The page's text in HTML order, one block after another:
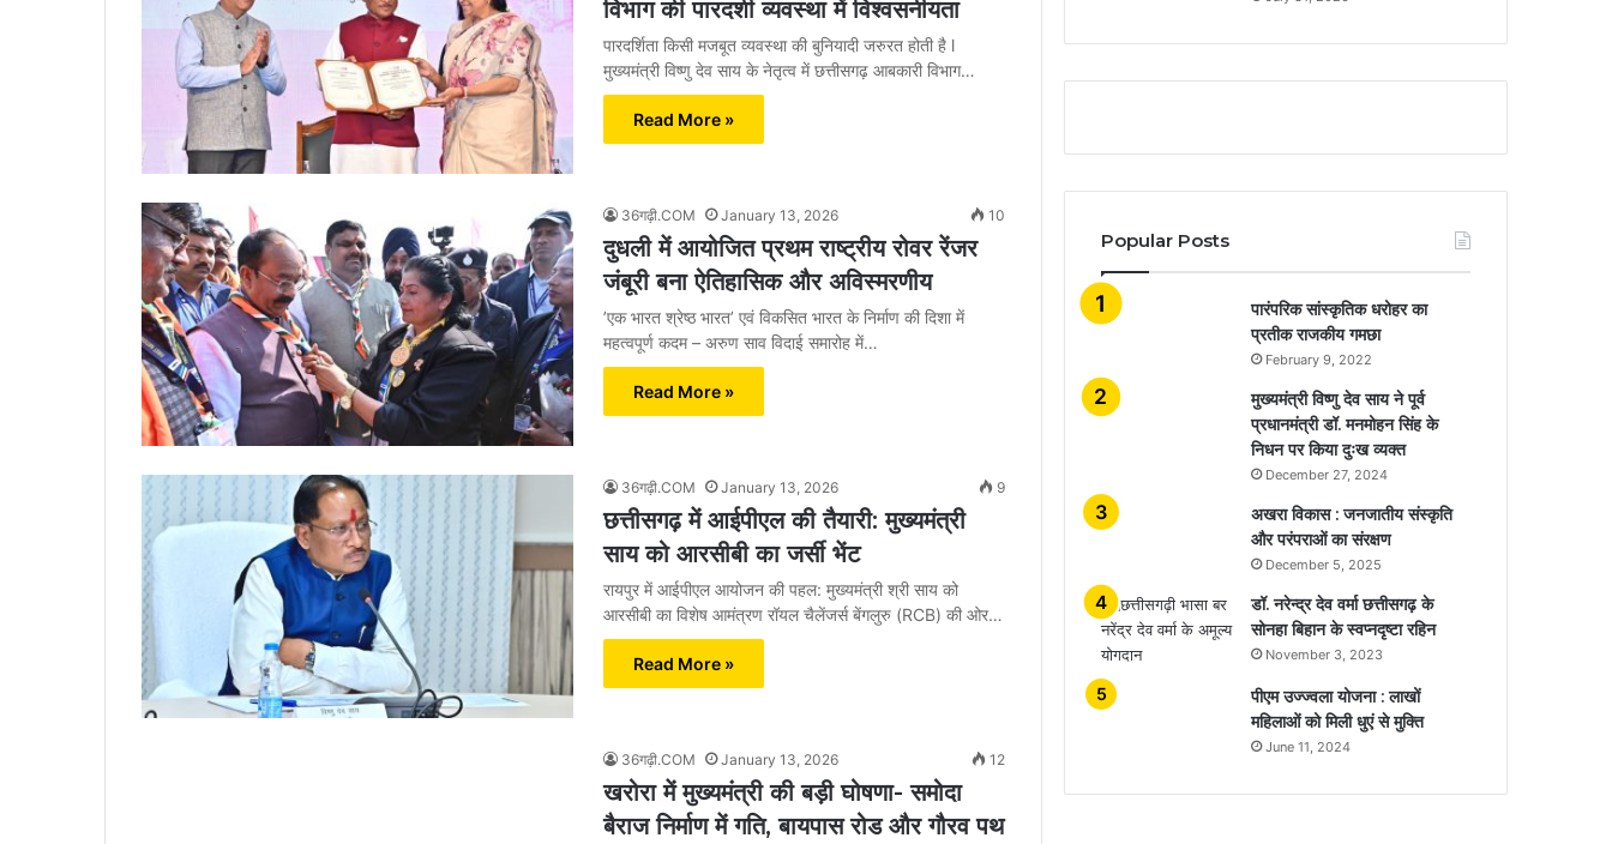
विभाग की पारदर्शी व्यवस्था में विश्वसनीयता
पारदर्शिता किसी मजबूत व्यवस्था की बुनियादी जरुरत होती है l
मुख्यमंत्री विष्णु देव साय के नेतृत्व में छत्तीसगढ़ आबकारी विभाग…
Read More »
36गढ़ी.COM January 13, 2026 10
दुधली में आयोजित प्रथम राष्ट्रीय रोवर रेंजर
जंबूरी बना ऐतिहासिक और अविस्मरणीय
’एक भारत श्रेष्ठ भारत’ एवं विकसित भारत के निर्माण की दिशा में
महत्वपूर्ण कदम – अरुण साव विदाई समारोह में…
Read More »
36गढ़ी.COM January 13, 2026 9
छत्तीसगढ़ में आईपीएल की तैयारी: मुख्यमंत्री
साय को आरसीबी का जर्सी भेंट
रायपुर में आईपीएल आयोजन की पहल: मुख्यमंत्री श्री साय को
आरसीबी का विशेष आमंत्रण रॉयल चैलेंजर्स बेंगलुरु (RCB) की ओर…
Read More »
36गढ़ी.COM January 13, 2026 12
खरोरा में मुख्यमंत्री की बड़ी घोषणा- समोदा
बैराज निर्माण में गति, बायपास रोड और गौरव पथ
Popular Posts
​​​​​​​पारंपरिक सांस्कृतिक धरोहर का
प्रतीक राजकीय गमछा
February 9, 2022
मुख्यमंत्री विष्णु देव साय ने पूर्व
प्रधानमंत्री डॉ. मनमोहन सिंह के
निधन पर किया दुःख व्यक्त
December 27, 2024
अखरा विकास : जनजातीय संस्कृति
और परंपराओं का संरक्षण
December 5, 2025
डॉ. नरेन्द्र देव वर्मा छत्तीसगढ़ के
सोनहा बिहान के स्वप्नदृष्टा रहिन
November 3, 2023
पीएम उज्ज्वला योजना : लाखों
महिलाओं को मिली धुएं से मुक्ति
June 11, 2024